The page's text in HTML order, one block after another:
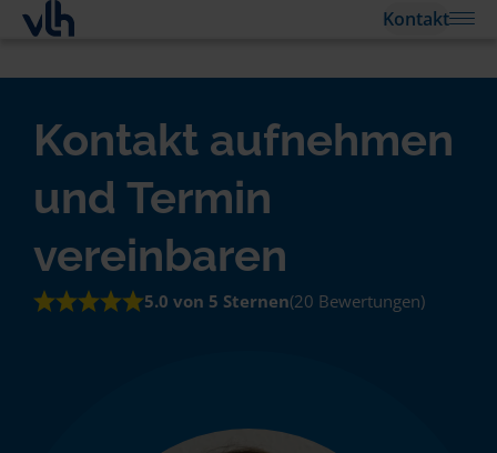
Kontakt
Kontakt aufnehmen
und Termin
vereinbaren
5.0 von 5 Sternen(20 Bewertungen)